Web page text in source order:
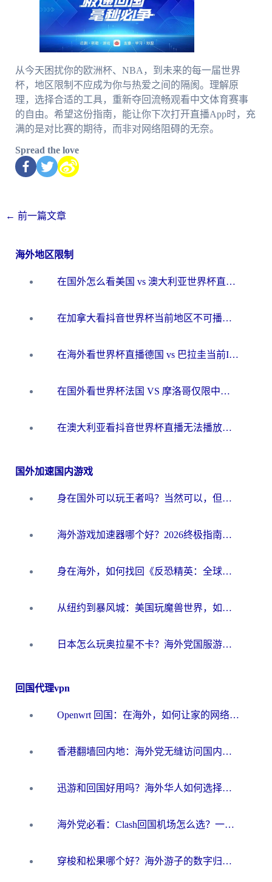
从今天困扰你的欧洲杯、NBA，到未来的每一届世界
杯，地区限制不应成为你与热爱之间的隔阂。理解原
理，选择合适的工具，重新夺回流畅观看中文体育赛事
的自由。希望这份指南，能让你下次打开直播App时，充
满的是对比赛的期待，而非对网络阻碍的无奈。
Spread the love
← 前一篇文章
海外地区限制
在国外怎么看美国 vs 澳大利亚世界杯直播？海外党必藏的中文解说观赛指南
在加拿大看抖音世界杯当前地区不可播放？海外党体育观赛终极指南
在海外看世界杯直播德国 vs 巴拉圭当前IP受限制？这篇指南帮你轻松解决地区限制
在国外看世界杯法国 VS 摩洛哥仅限中国大陆？别让地域限制拦下你的欢呼
在澳大利亚看抖音世界杯直播无法播放？海外党体育观赛终极指南来了！
国外加速国内游戏
身在国外可以玩王者吗？当然可以，但你需要这份“加速”指南
海外游戏加速器哪个好？2026终极指南帮你畅玩国服+解决卡顿难题
身在海外，如何找回《反恐精英：全球攻势》国服的丝滑手感？一份给你的终极指南
从纽约到暴风城：美国玩魔兽世界，如何找到你的最佳网络航线
日本怎么玩奥拉星不卡？海外党国服游戏加速器选择全攻略
回国代理vpn
Openwrt 回国：在海外，如何让家的网络触手可及
香港翻墙回内地：海外党无缝访问国内资源的加速器选择全攻略
迅游和回国好用吗？海外华人如何选择靠谱的回国加速器
海外党必看：Clash回国机场怎么选？一篇搞定无缝访问国内资源的全攻略
穿梭和松果哪个好？海外游子的数字归乡路，到底该怎么选